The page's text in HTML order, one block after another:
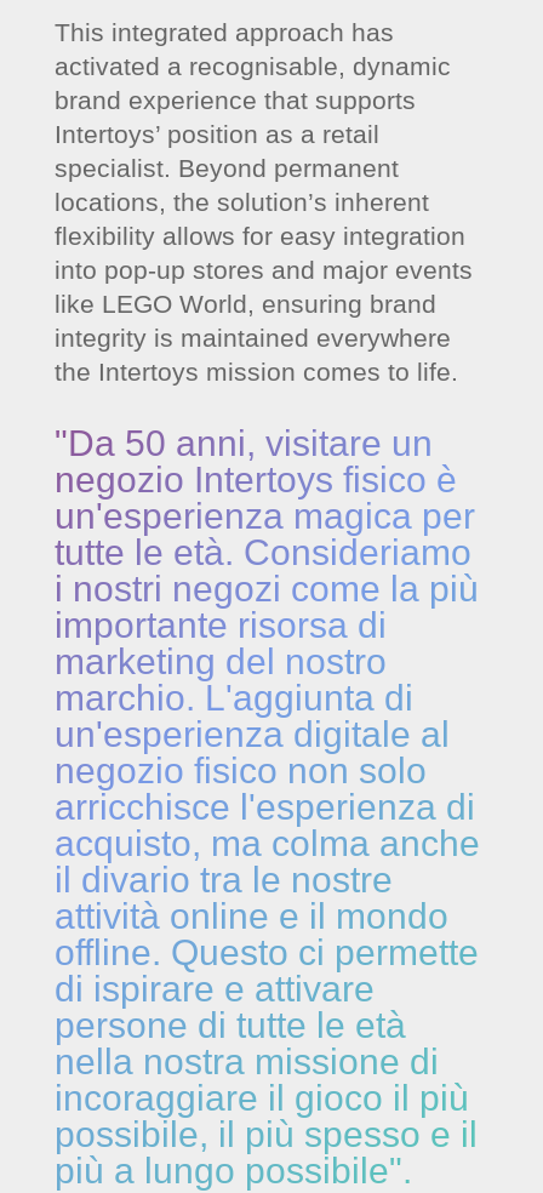
This integrated approach has
activated a recognisable, dynamic
brand experience that supports
Intertoys’ position as a retail
specialist. Beyond permanent
locations, the solution’s inherent
flexibility allows for easy integration
into pop-up stores and major events
like LEGO World, ensuring brand
integrity is maintained everywhere
the Intertoys mission comes to life.
"Da 50 anni, visitare un
negozio Intertoys fisico è
un'esperienza magica per
tutte le età. Consideriamo
i nostri negozi come la più
importante risorsa di
marketing del nostro
marchio. L'aggiunta di
un'esperienza digitale al
negozio fisico non solo
arricchisce l'esperienza di
acquisto, ma colma anche
il divario tra le nostre
attività online e il mondo
offline. Questo ci permette
di ispirare e attivare
persone di tutte le età
nella nostra missione di
incoraggiare il gioco il più
possibile, il più spesso e il
più a lungo possibile".